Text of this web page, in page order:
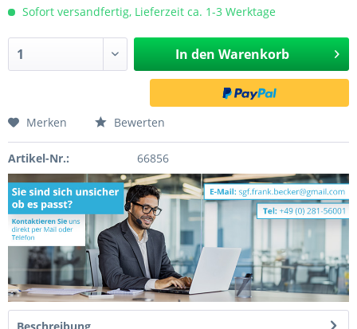
Sofort versandfertig, Lieferzeit ca. 1-3 Werktage
In den Warenkorb
Merken Bewerten
Artikel-Nr.: 66856
Beschreibung